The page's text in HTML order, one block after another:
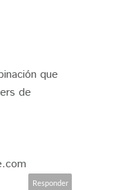
que
de
Responder